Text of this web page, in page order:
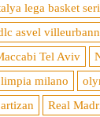
lega basket
asvel
Tel Aviv
milano
Real